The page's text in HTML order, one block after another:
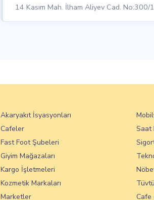
14 Kasım Mah. İlham Aliyev Cad. No:300/1
Akaryakıt İsyasyonları
Cafeler
Fast Foot Şubeleri
Giyim Mağazaları
Kargo İşletmeleri
Kozmetik Markaları
Marketler
Saat
Cafe